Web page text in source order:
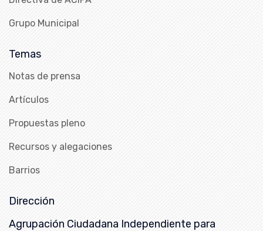
Grupo Municipal
Temas
Notas de prensa
Artículos
Propuestas pleno
Recursos y alegaciones
Barrios
Dirección
Agrupación Ciudadana Independiente para